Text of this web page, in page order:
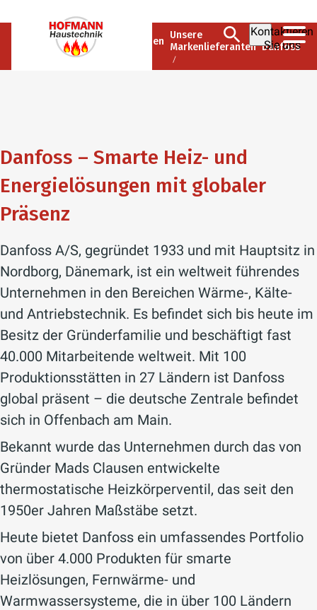
Kontaktieren
Sie uns
Hofmann
Haustechnik
Unternehmen Unsere
Markenlieferanten Danfoss
Danfoss – Smarte Heiz- und
Energielösungen mit globaler
Präsenz
Danfoss A/S, gegründet 1933 und mit Hauptsitz in
Nordborg, Dänemark, ist ein weltweit führendes
Unternehmen in den Bereichen Wärme-, Kälte-
und Antriebstechnik. Es befindet sich bis heute im
Besitz der Gründerfamilie und beschäftigt fast
40.000 Mitarbeitende weltweit. Mit 100
Produktionsstätten in 27 Ländern ist Danfoss
global präsent – die deutsche Zentrale befindet
sich in Offenbach am Main.
Bekannt wurde das Unternehmen durch das von
Gründer Mads Clausen entwickelte
thermostatische Heizkörperventil, das seit den
1950er Jahren Maßstäbe setzt.
Heute bietet Danfoss ein umfassendes Portfolio
von über 4.000 Produkten für smarte
Heizlösungen, Fernwärme- und
Warmwassersysteme, die in über 100 Ländern